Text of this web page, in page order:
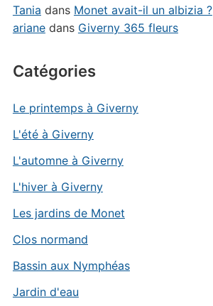
Tania dans Monet avait-il un albizia ?
arianedans Giverny 365 fleurs
Catégories
Le printemps à Giverny
L'été à Giverny
L'automne à Giverny
L'hiver à Giverny
Les jardins de Monet
Clos normand
Bassin aux Nymphéas
Jardin d'eau